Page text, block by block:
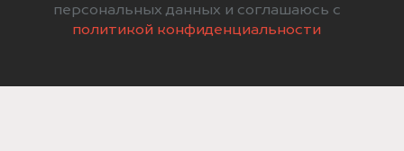
персональных данных и соглашаюсь с
политикой конфиденциальности